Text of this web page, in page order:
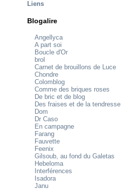
Liens
Blogalire
Angellyca
A part soi
Boucle d'Or
brol
Carnet de brouillons de Luce
Chondre
Colomblog
Comme des briques roses
De bric et de blog
Des fraises et de la tendresse
Dom
Dr Caso
En campagne
Farang
Fauvette
Feenix
Gilsoub, au fond du Galetas
Hebeloma
Interférences
Isadora
Janu